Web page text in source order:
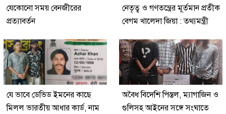
যেকোনো সময় বেনজীরের
প্রত্যাবর্তন
নেতৃত্ব ও গণতন্ত্রের মূর্তমান প্রতীক
বেগম খালেদা জিয়া : তথ্যমন্ত্রী
যে ভাবে ডেভিড ইমনের কাছে
মিলল ভারতীয় আধার কার্ড, নাম
অবৈধ বিদেশি পিস্তল, ম্যাগাজিন ও
গুলিসহ আইনের সঙ্গে সংঘাতে